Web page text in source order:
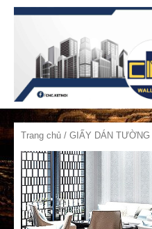
Trang chủ / GIẤY DÁN TƯỜNG